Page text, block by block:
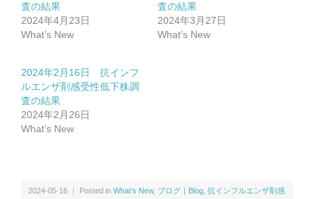
査の結果
2024年4月23日
What’s New
査の結果
2024年3月27日
What’s New
2024年2月16日 抗インフ
ルエンザ剤感受性低下株調
査の結果
2024年2月26日
What’s New
2024-05-16 ｜ Posted in What’s New, ブログ｜Blog 抗インフルエンザ剤感